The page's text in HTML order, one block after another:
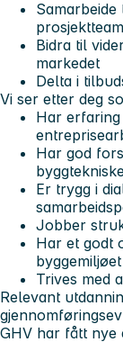
prosjektteam
Bidra til
markedet
Delta i
Vi ser etter deg
Har
Har god
Er trygg i
Jobber
Har et godt
byggemiljøet
Trives med
Relevant
GHV har fått nye